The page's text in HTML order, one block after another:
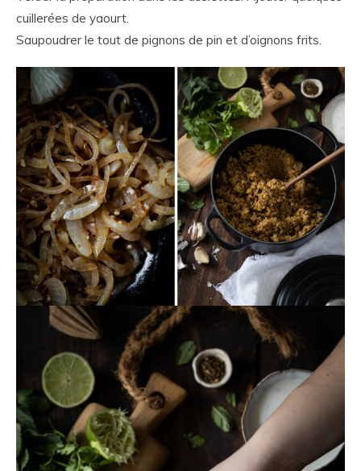
cuillerées de yaourt.
Saupoudrer le tout de pignons de pin et d’oignons frits.